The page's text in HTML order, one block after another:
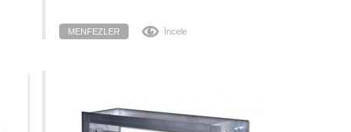
MENFEZLER İncele